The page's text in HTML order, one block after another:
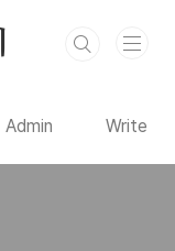
Admin Write